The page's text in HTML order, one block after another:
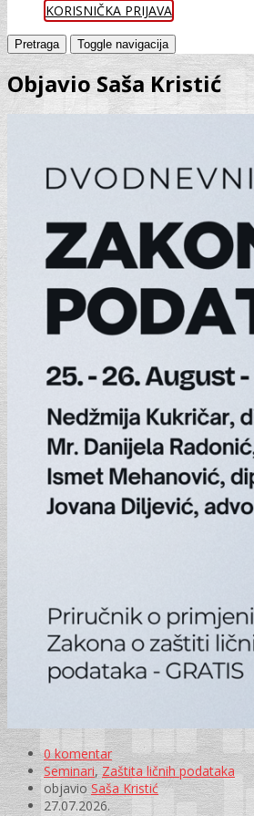
KORISNIČKA PRIJAVA
Pretraga Toggle navigacija
Objavio Saša Kristić
0 komentar
Seminari,Zaštita ličnih podataka
objavioSaša Kristić
27.07.2026.